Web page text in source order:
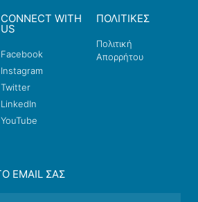
CONNECT WITH
US
Facebook
Instagram
Twitter
LinkedIn
YouTube
ΠΟΛΙΤΙΚΕΣ
Πολιτική
Απορρήτου
EMAIL ΣΑΣ